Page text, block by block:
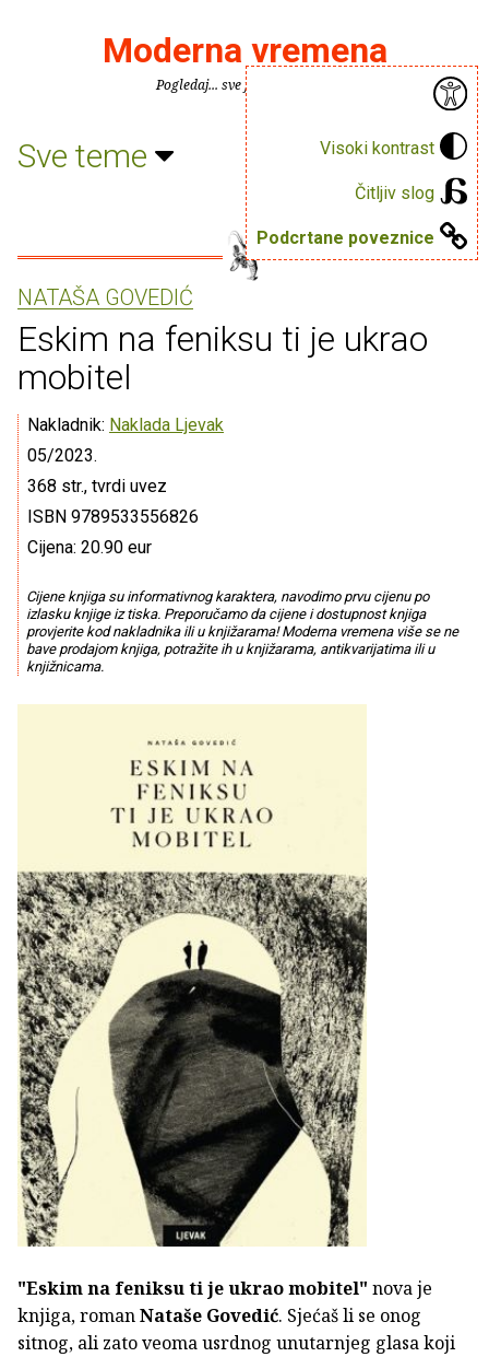
Visoki kontrast
Čitljiv slog
Podcrtane poveznice
Moderna vremena
Pogledaj... sve je puno knjiga.
Sve teme
NATAŠA GOVEDIĆ
Eskim na feniksu ti je ukrao
mobitel
Nakladnik: Naklada Ljevak
05/2023.
368 str., tvrdi uvez
ISBN 9789533556826
Cijena: 20.90 eur
Cijene knjiga su informativnog karaktera, navodimo prvu cijenu po
izlasku knjige iz tiska. Preporučamo da cijene i dostupnost knjiga
provjerite kod nakladnika ili u knjižarama! Moderna vremena više se ne
bave prodajom knjiga, potražite ih u knjižarama, antikvarijatima ili u
knjižnicama.
"Eskim na feniksu ti je ukrao mobitel" nova je
knjiga, romanNataše Govedić. Sjećaš li se onog
sitnog, ali zato veoma usrdnog unutarnjeg glasa koji